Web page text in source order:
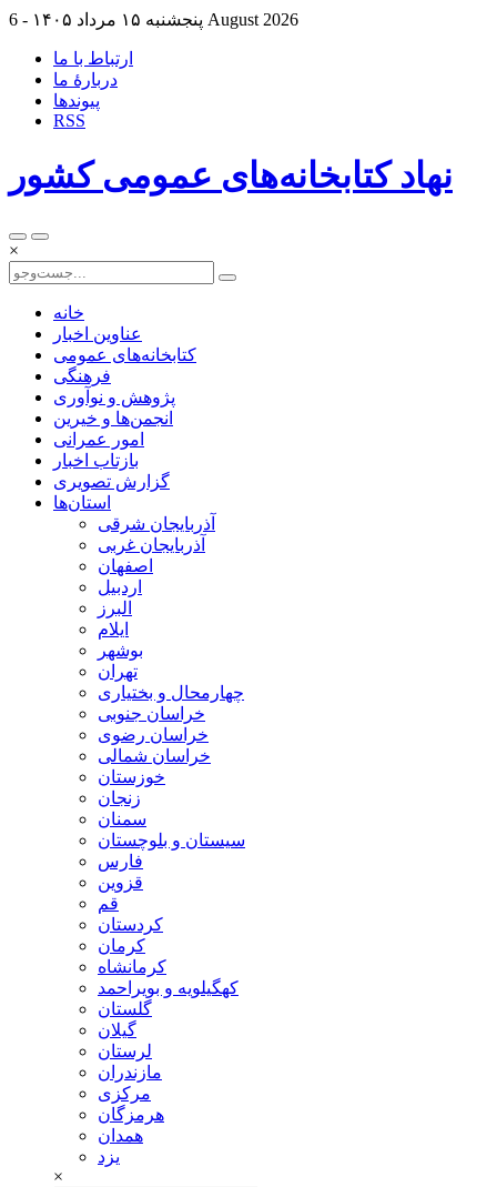
پنجشنبه ۱۵ مرداد ۱۴۰۵ - 6 August 2026
ارتباط با ما
دربارهٔ ما
پيوندها
RSS
نهاد کتابخانه‌های عمومی کشور
×
خانه
عناوین اخبار
کتابخانه‌های عمومی
فرهنگی
پژوهش و نوآوری
انجمن‌ها و خیرین
امور عمرانی
بازتاب اخبار
گزارش تصویری
استان‌ها
آذربايجان شرقی
آذربایجان غربی
اصفهان
اردبيل
البرز
ايلام
بوشهر
تهران
چهارمحال و بختياری
خراسان جنوبی
خراسان رضوی
خراسان شمالی
خوزستان
زنجان
سمنان
سيستان و بلوچستان
فارس
قزوين
قم
كردستان
كرمان
كرمانشاه
كهگيلويه و بويراحمد
گلستان
گيلان
لرستان
مازندران
مركزی
هرمزگان
همدان
يزد
×